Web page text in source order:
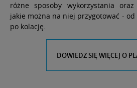
różne sposoby wykorzystania oraz
jakie można na niej przygotować -
po kolację.
DOWIEDZ SIĘ WIĘCEJ O